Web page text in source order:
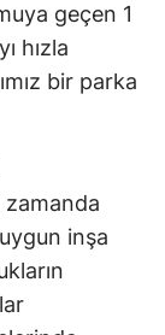
geçen 1
hızla
bir parka
zamanda
inşa